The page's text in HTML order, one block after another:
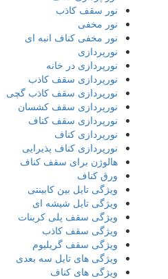
نور سقف کاذب
نور مخفی
نور مخفی کناف انبه ای
نورپردازی
نورپردازی در خانه
نورپردازی سقف کاذب
نورپردازی سقف کاذب گچی
نورپردازی سقف کشسان
نورپردازی سقف کناف
نورپردازی کناف
نورپردازی کناف پذیرایی
هالوژن برای سقف کناف
ورق کناف
ویژگی تایل بین کابینتی
ویژگی تایل شیشه ای
ویژگی سقف پلی کربنات
ویژگی سقف کاذب
ویژگی سقف گریلیوم
ویژگی های تایل سه بعدی
ویژگی های کناف